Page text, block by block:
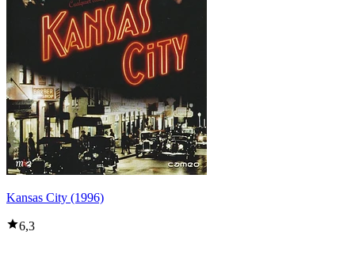
Kansas City (1996)
6,3